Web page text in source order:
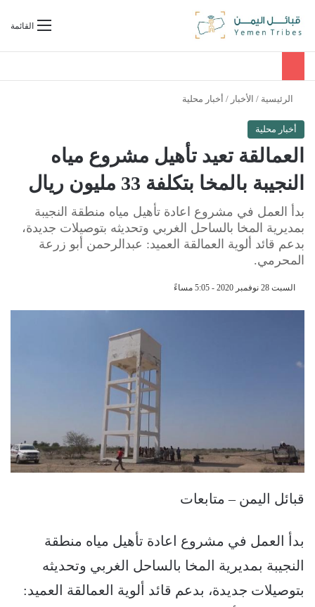
القائمةبحث عن
الرئيسية / الأخبار / أخبار محلية
أخبار محلية
العمالقة تعيد تأهيل مشروع مياه
النجيبة بالمخا بتكلفة 33 مليون ريال
بدأ العمل في مشروع اعادة تأهيل مياه منطقة النجيبة
بمديرية المخا بالساحل الغربي وتحديثه بتوصيلات جديدة،
بدعم قائد ألوية العمالقة العميد: عبدالرحمن أبو زرعة
المحرمي.
السبت 28 نوفمبر 2020 - 5:05 مساءً
قبائل اليمن – متابعات
بدأ العمل في مشروع اعادة تأهيل مياه منطقة
النجيبة بمديرية المخا بالساحل الغربي وتحديثه
بتوصيلات جديدة، بدعم قائد ألوية العمالقة العميد: